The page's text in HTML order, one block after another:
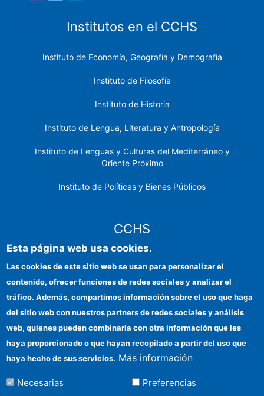
Institutos en el CCHS
Instituto de Economía, Geografía y Demografía
Instituto de Filosofía
Instituto de Historia
Instituto de Lengua, Literatura y Antropología
Instituto de Lenguas y Culturas del Mediterráneo y
Oriente Próximo
Instituto de Políticas y Bienes Públicos
CCHS
Identidad institucional
Ayudas FEDER
Organismos financiadores
Contacto
Esta página web usa cookies.
Las cookies de este sitio web se usan para personalizar el
contenido, ofrecer funciones de redes sociales y analizar el
tráfico. Además, compartimos información sobre el uso que haga
del sitio web con nuestros partners de redes sociales y análisis
web, quienes pueden combinarla con otra información que les
haya proporcionado o que hayan recopilado a partir del uso que
haya hecho de sus servicios. Más información
Necesarias Preferencias